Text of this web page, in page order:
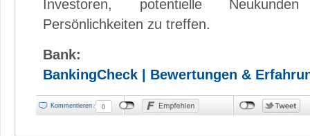
Investoren, potentielle
Persönlichkeiten zu treffen.
Bank:
BankingCheck | Bewertungen &
Kommentieren 0